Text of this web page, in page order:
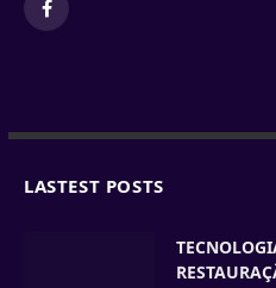
Facebook
LASTEST POSTS